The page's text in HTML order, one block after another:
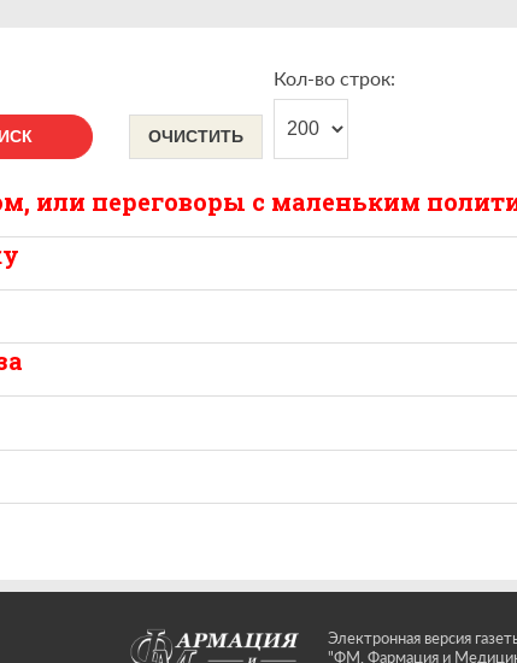
ОЧИСТИТЬ
Кол-во строк:
или переговоры с маленьким
Электронная версия
"ФМ. Фармация и